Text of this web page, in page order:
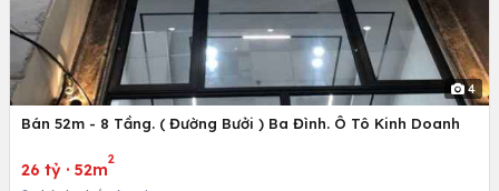
4
Bán 52m - 8 Tầng. ( Đường Bưởi ) Ba Đình. Ô Tô Kinh Doanh
26 tỷ · 52m
2